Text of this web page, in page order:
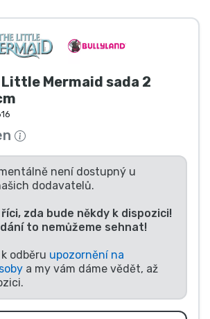
Mermaid sada 2
není dostupný u
dodavatelů.
zda bude někdy k dispozici!
to nemůžeme sehnat!
odběru upozornění na
a my vám dáme vědět, až